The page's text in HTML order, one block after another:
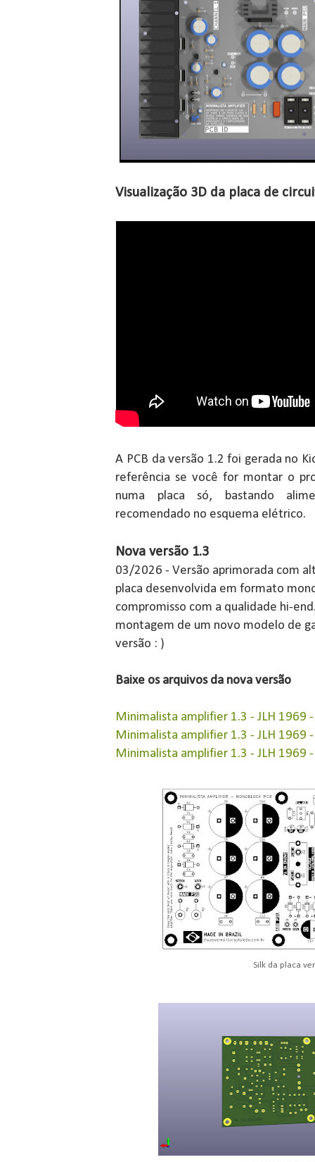
Visualização 3D da placa de
A PCB da versão 1.2 foi gerada no
referência se você for montar o
numa placa só, bastando
recomendado no esquema elétrico.
Nova versão 1.3
03/2026 - Versão aprimorada com
placa desenvolvida em formato
compromisso com a qualidade hi-
montagem de um novo modelo de
versão : )
Baixe os arquivos da nova versão
Minimalista amplifier 1.3 - JLH 1969
Minimalista amplifier 1.3 - JLH 1969 -
Minimalista amplifier 1.3 - JLH 1969 -
Silk da placa